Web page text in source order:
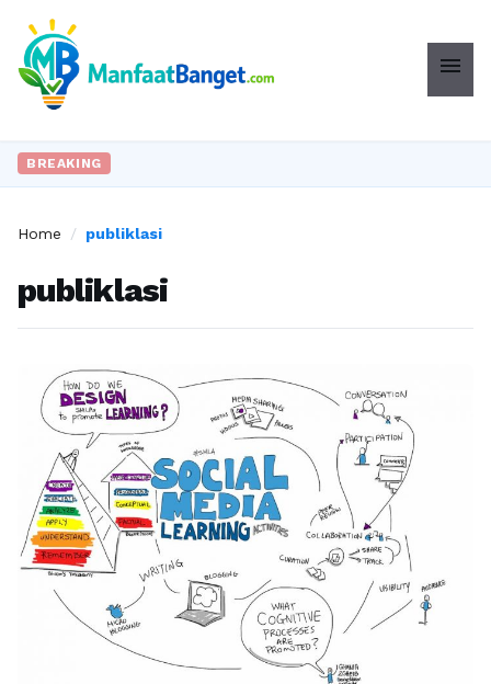
menu
BREAKING
Home / publiklasi
publiklasi